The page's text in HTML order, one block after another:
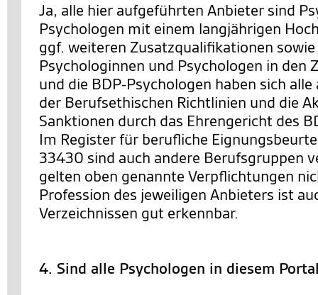
Ja, alle hier aufgeführten Anbieter sind
Psychologen mit einem langjährigen
ggf. weiteren Zusatzqualifikationen
Psychologinnen und Psychologen in den
und die BDP-Psychologen haben sich
der Berufsethischen Richtlinien und die
Sanktionen durch das Ehrengericht des
Im Register für berufliche
33430 sind auch andere Berufsgruppen
gelten oben genannte Verpflichtungen
Profession des jeweiligen Anbieters ist
Verzeichnissen gut erkennbar.
4. Sind alle Psychologen in diesem